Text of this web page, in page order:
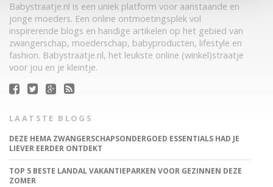
Babystraatje.nl is een uniek platform voor aanstaande en
jonge moeders. Een online ontmoetingsplek vol
inspirerende blogs en handige artikelen op het gebied van
zwangerschap, moederschap, babyproducten, lifestyle en
fashion. Babystraatje.nl, het leukste online (winkel)straatje
voor jou en je kleintje.
LAATSTE BLOGS
DEZE HEMA ZWANGERSCHAPSONDERGOED ESSENTIALS HAD JE
LIEVER EERDER ONTDEKT
TOP 5 BESTE LANDAL VAKANTIEPARKEN VOOR GEZINNEN DEZE
ZOMER